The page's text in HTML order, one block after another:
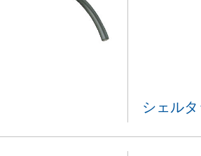
シェル